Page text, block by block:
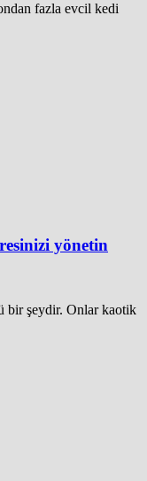
fazla evcil kedi
yönetin
bir şeydir. Onlar kaotik